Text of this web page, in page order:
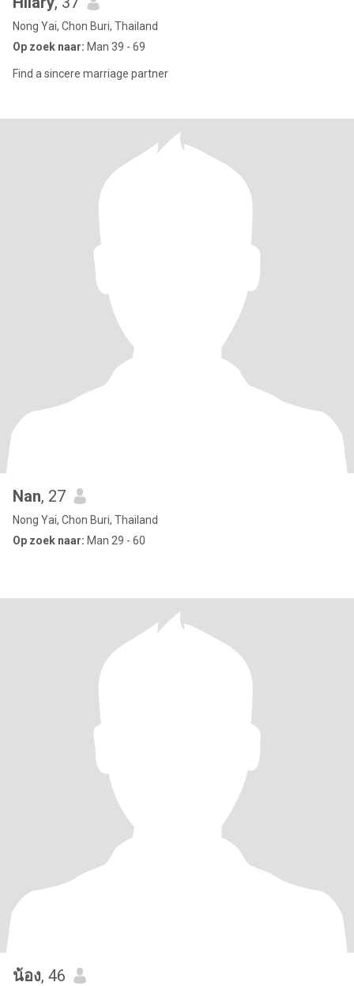
Nong Yai, Chon Buri, Thailand
Op zoek naar: Man 39 - 69
Find a sincere marriage partner
Nan, 27
Nong Yai, Chon Buri, Thailand
Op zoek naar: Man 29 - 60
น้อง, 46